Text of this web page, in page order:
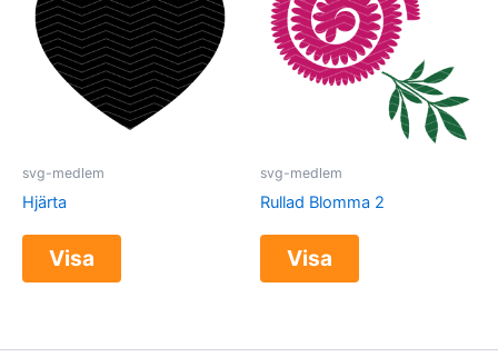
svg-medlem
Hjärta
Visa
svg-medlem
Rullad Blomma 2
Visa